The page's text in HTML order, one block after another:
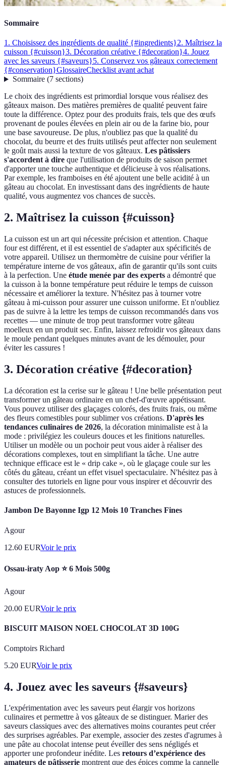
Sommaire
1. Choisissez des ingrédients de qualité {#ingredients}2. Maîtrisez la
cuisson {#cuisson}3. Décoration créative {#decoration}4. Jouez
avec les saveurs {#saveurs}5. Conservez vos gâteaux correctement
{#conservation}GlossaireChecklist avant achat
Sommaire(7 sections)
Le choix des ingrédients est primordial lorsque vous réalisez des
gâteaux maison. Des matières premières de qualité peuvent faire
toute la différence. Optez pour des produits frais, tels que des œufs
provenant de poules élevées en plein air ou de la farine bio, pour
une base savoureuse. De plus, n'oubliez pas que la qualité du
chocolat, du beurre et des fruits utilisés peut affecter non seulement
le goût mais aussi la texture de vos gâteaux. Les pâtissiers
s'accordent à dire que l'utilisation de produits de saison permet
d'apporter une touche authentique et délicieuse à vos réalisations.
Par exemple, les framboises en été ajoutent une belle acidité à un
gâteau au chocolat. En investissant dans des ingrédients de haute
qualité, vous augmentez vos chances de succès.
2. Maîtrisez la cuisson {#cuisson}
La cuisson est un art qui nécessite précision et attention. Chaque
four est différent, et il est essentiel de s'adapter aux spécificités de
votre appareil. Utilisez un thermomètre de cuisine pour vérifier la
température interne de vos gâteaux, afin de garantir qu'ils sont cuits
à la perfection. Une étude menée par des experts a démontré que
la cuisson à la bonne température peut réduire le temps de cuisson
nécessaire et améliorer la texture. N'hésitez pas à tourner votre
gâteau à mi-cuisson pour assurer une cuisson uniforme. Et n'oubliez
pas de suivre à la lettre les temps de cuisson recommandés dans vos
recettes — une minute de trop peut transformer votre gâteau
moelleux en un produit sec. Enfin, laissez refroidir vos gâteaux dans
le moule pendant quelques minutes avant de les démouler, pour
éviter les cassures !
3. Décoration créative {#decoration}
La décoration est la cerise sur le gâteau ! Une belle présentation peut
transformer un gâteau ordinaire en un chef-d'œuvre appétissant.
Vous pouvez utiliser des glaçages colorés, des fruits frais, ou même
des fleurs comestibles pour sublimer vos créations. D'après les
tendances culinaires de 2026, la décoration minimaliste est à la
mode : privilégiez les couleurs douces et les finitions naturelles.
Utiliser un modèle ou un pochoir peut vous aider à réaliser des
décorations complexes, tout en simplifiant la tâche. Une autre
technique efficace est le « drip cake », où le glaçage coule sur les
côtés du gâteau, créant un effet visuel spectaculaire. N'hésitez pas à
consulter des tutoriels en ligne pour vous inspirer et découvrir des
astuces de professionnels.
Jambon De Bayonne Igp 12 Mois 10 Tranches Fines
Agour
12.60 EURVoir le prix
Ossau-iraty Aop ⭐ 6 Mois 500g
Agour
20.00 EURVoir le prix
BISCUIT MAISON NOEL CHOCOLAT 3D 100G
Comptoirs Richard
5.20 EURVoir le prix
4. Jouez avec les saveurs {#saveurs}
L'expérimentation avec les saveurs peut élargir vos horizons
culinaires et permettre à vos gâteaux de se distinguer. Marier des
saveurs classiques avec des alternatives moins courantes peut créer
des surprises agréables. Par exemple, associer des zestes d'agrumes à
une pâte au chocolat intense peut éveiller des sens négligés et
apporter une profondeur inédite. Les retours d’expérience des
amateurs de pâtisserie montrent que des épices comme la cannelle